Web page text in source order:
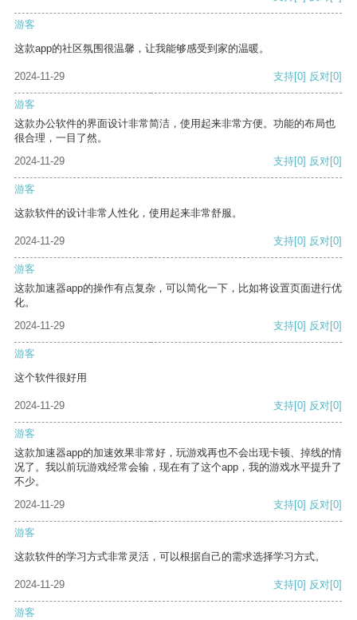
游客
这款app的社区氛围很温馨，让我能够感受到家的温暖。
2024-11-29 支持[0] 反对[0]
游客
这款办公软件的界面设计非常简洁，使用起来非常方便。功能的布局也
很合理，一目了然。
2024-11-29
支持[0] 反对[0]
游客
这款软件的设计非常人性化，使用起来非常舒服。
2024-11-29 支持[0] 反对[0]
游客
这款加速器app的操作有点复杂，可以简化一下，比如将设置页面进行优
化。
2024-11-29
支持[0] 反对[0]
游客
这个软件很好用
2024-11-29 支持[0] 反对[0]
游客
这款加速器app的加速效果非常好，玩游戏再也不会出现卡顿、掉线的情
况了。我以前玩游戏经常会输，现在有了这个app，我的游戏水平提升了
不少。
2024-11-29
支持[0] 反对[0]
游客
这款软件的学习方式非常灵活，可以根据自己的需求选择学习方式。
2024-11-29 支持[0] 反对[0]
游客